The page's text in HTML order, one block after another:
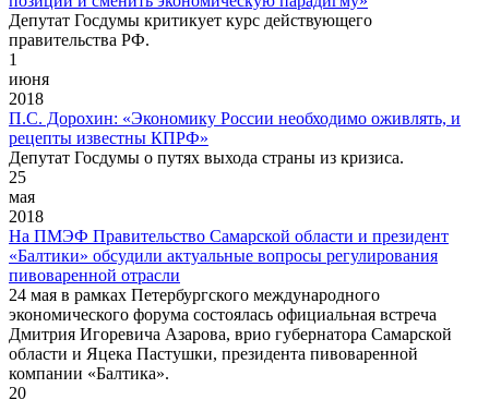
Депутат Госдумы критикует курс действующего
правительства РФ.
1
июня
2018
П.С. Дорохин: «Экономику России необходимо оживлять, и
рецепты известны КПРФ»
Депутат Госдумы о путях выхода страны из кризиса.
25
мая
2018
На ПМЭФ Правительство Самарской области и президент
«Балтики» обсудили актуальные вопросы регулирования
пивоваренной отрасли
24 мая в рамках Петербургского международного
экономического форума состоялась официальная встреча
Дмитрия Игоревича Азарова, врио губернатора Самарской
области и Яцека Пастушки, президента пивоваренной
компании «Балтика».
20